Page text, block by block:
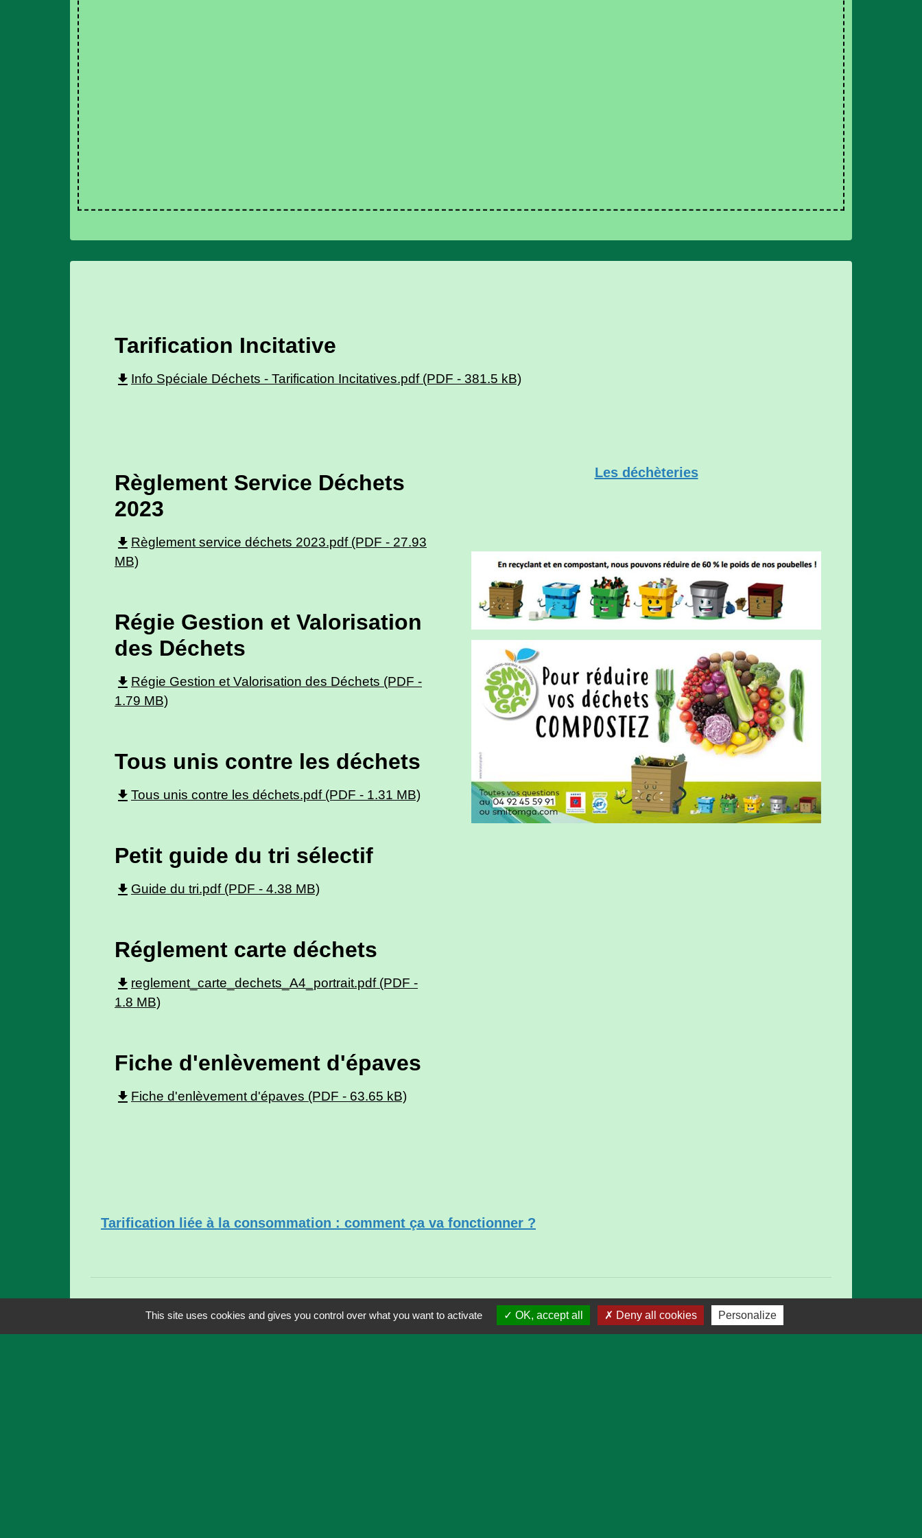
Tarification Incitative
file_download Info Spéciale Déchets - Tarification Incitatives.pdf (PDF - 381.5 kB)
Règlement Service Déchets
2023
file_download Règlement service déchets 2023.pdf (PDF - 27.93
MB)
Régie Gestion et Valorisation
des Déchets
file_download Régie Gestion et Valorisation des Déchets (PDF -
1.79 MB)
Tous unis contre les déchets
file_download Tous unis contre les déchets.pdf (PDF - 1.31 MB)
Petit guide du tri sélectif
file_download Guide du tri.pdf (PDF - 4.38 MB)
Réglement carte déchets
file_download reglement_carte_dechets_A4_portrait.pdf (PDF -
1.8 MB)
Fiche d'enlèvement d'épaves
file_download Fiche d'enlèvement d'épaves (PDF - 63.65 kB)
Les déchèteries
Tarification liée à la consommation : comment ça va fonctionner ?
This site uses cookies and gives you control over what you want to activate OK, accept all Deny all cookies Personalize